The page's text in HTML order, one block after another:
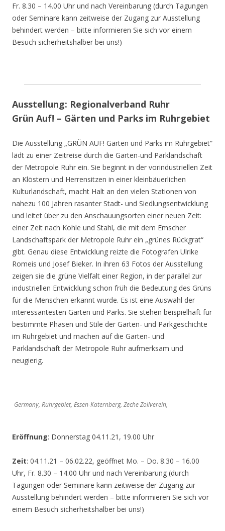
Fr. 8.30 – 14.00 Uhr und nach Vereinbarung (durch Tagungen
oder Seminare kann zeitweise der Zugang zur Ausstellung
behindert werden – bitte informieren Sie sich vor einem
Besuch sicherheitshalber bei uns!)
Ausstellung: Regionalverband Ruhr
Grün Auf! – Gärten und Parks im Ruhrgebiet
Die Ausstellung „GRÜN AUF! Gärten und Parks im Ruhrgebiet“
lädt zu einer Zeitreise durch die Garten-und Parklandschaft
der Metropole Ruhr ein. Sie beginnt in der vorindustriellen Zeit
an Klöstern und Herrensitzen in einer kleinbäuerlichen
Kulturlandschaft, macht Halt an den vielen Stationen von
nahezu 100 Jahren rasanter Stadt- und Siedlungsentwicklung
und leitet über zu den Anschauungsorten einer neuen Zeit:
einer Zeit nach Kohle und Stahl, die mit dem Emscher
Landschaftspark der Metropole Ruhr ein „grünes Rückgrat“
gibt. Genau diese Entwicklung reizte die Fotografen Ulrike
Romeis und Josef Bieker. In ihren 63 Fotos der Ausstellung
zeigen sie die grüne Vielfalt einer Region, in der parallel zur
industriellen Entwicklung schon früh die Bedeutung des Grüns
für die Menschen erkannt wurde. Es ist eine Auswahl der
interessantesten Gärten und Parks. Sie stehen beispielhaft für
bestimmte Phasen und Stile der Garten- und Parkgeschichte
im Ruhrgebiet und machen auf die Garten- und
Parklandschaft der Metropole Ruhr aufmerksam und
neugierig.
Germany, Ruhrgebiet, Essen-Katernberg, Zeche Zollverein,
Eröffnung: Donnerstag 04.11.21, 19.00 Uhr
Zeit: 04.11.21 – 06.02.22, geöffnet Mo. – Do. 8.30 – 16.00
Uhr, Fr. 8.30 – 14.00 Uhr und nach Vereinbarung (durch
Tagungen oder Seminare kann zeitweise der Zugang zur
Ausstellung behindert werden – bitte informieren Sie sich vor
einem Besuch sicherheitshalber bei uns!)